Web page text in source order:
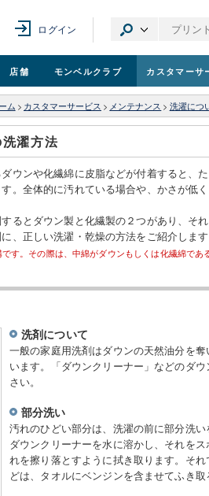
ログイン
店舗 モンベルクラブ カスタマーサ
ム > カスタマーサービス > メンテナンス > 洗濯につ
濯方法
ウンや化繊綿に皮脂などが付着すると、
。全体的に汚れている場合や、かさが低
るとダウン製と化繊製の２つがあり、そ
、正しい洗濯・乾燥の方法をご紹介します
す。その際は、中綿がダウンもしくは化繊綿であ
洗剤について
一般の家庭用洗剤はダウンの天然油分を
います。「ダウンクリーナー」などのダ
さい。
部分洗い
汚れのひどい部分は、洗濯の前に部分洗い
ダウンクリーナーを水に溶かし、それを
れを擦り落とすように拭き取ります。そ
どは、タオルにベンジンを含ませてふき取